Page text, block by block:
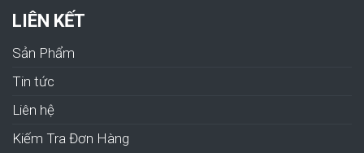
LIÊN KẾT
Sản Phẩm
Tin tức
Liên hệ
Kiếm Tra Đơn Hàng